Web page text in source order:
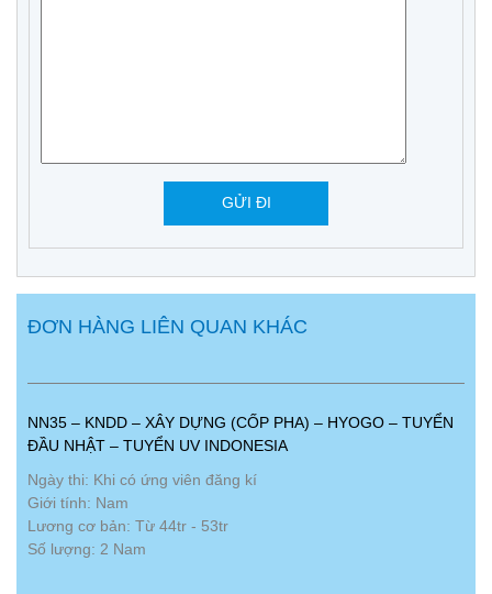
ĐƠN HÀNG LIÊN QUAN KHÁC
NN35 – KNDD – XÂY DỰNG (CỐP PHA) – HYOGO – TUYỂN
ĐẦU NHẬT – TUYỂN UV INDONESIA
Ngày thi: Khi có ứng viên đăng kí
Giới tính: Nam
Lương cơ bản: Từ 44tr - 53tr
Số lượng: 2 Nam